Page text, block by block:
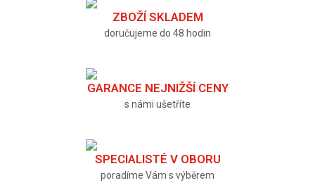
ZBOŽÍ SKLADEM
doručujeme do 48 hodin
GARANCE NEJNIŽŠÍ CENY
s námi ušetříte
SPECIALISTÉ V OBORU
poradíme Vám s výběrem